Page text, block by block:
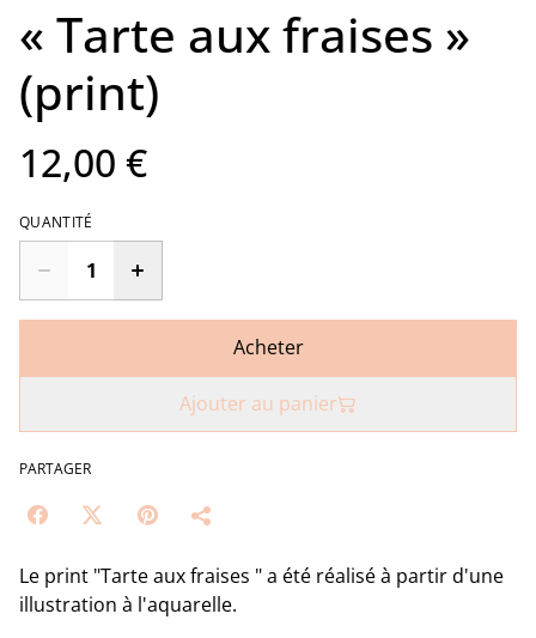
« Tarte aux fraises »
(print)
12,00 €
QUANTITÉ
Acheter
Ajouter au panier
PARTAGER
Le print "Tarte aux fraises " a été réalisé à partir d'une
illustration à l'aquarelle.